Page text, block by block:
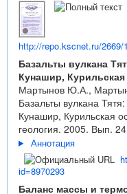
http://repo.kscnet.ru/
Базальты вулкана
Кунашир, Курильская
Мартынов Ю.А.,
Базальты вулкана
Кунашир, Курильская
геология. 2005. Вып.
Аннотация
id=8970293
Баланс массы и